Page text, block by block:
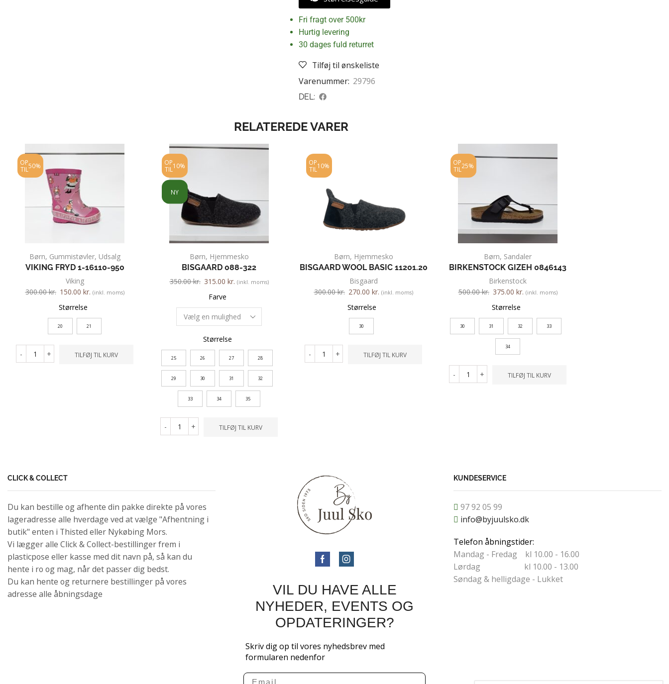
Fri fragt over 500kr
Hurtig levering
30 dages fuld returret
Tilføj til ønskeliste
Varenummer: 29796
DEL:
RELATEREDE VARER
OP
TIL 50%
Børn, Gummistøvler, Udsalg
VIKING FRYD 1-16110-950
Viking
300.00kr. 150.00 kr. (inkl. moms)
Størrelse
20 21
- + TILFØJ TIL KURV
OP
TIL 10%
NY
Børn, Hjemmesko
BISGAARD 088-322
350.00kr. 315.00 kr. (inkl. moms)
Farve
Størrelse
25 26 27 28
29 30 31 32
33 34 35
- + TILFØJ TIL KURV
OP
TIL 10%
Børn, Hjemmesko
BISGAARD WOOL BASIC 11201.20
Bisgaard
300.00kr. 270.00 kr. (inkl. moms)
Størrelse
30
- + TILFØJ TIL KURV
OP
TIL 25%
Børn, Sandaler
BIRKENSTOCK GIZEH 0846143
Birkenstock
500.00kr. 375.00 kr. (inkl. moms)
Størrelse
30 31 32 33
34
- + TILFØJ TIL KURV
CLICK & COLLECT
Du kan bestille og afhente din pakke direkte på vores
lageradresse alle hverdage ved at vælge "Afhentning i
butik" enten i Thisted eller Nykøbing Mors.
Vi lægger alle Click & Collect-bestillinger frem i
plasticpose eller kasse med dit navn på, så kan du
hente i ro og mag, når det passer dig bedst.
Du kan hente og returnere bestillinger på vores
adresse alle åbningsdage
VIL DU HAVE ALLE
NYHEDER, EVENTS OG
OPDATERINGER?
Skriv dig op til vores nyhedsbrev med
formularen nedenfor
Email
KUNDESERVICE
97 92 05 99
info@byjuulsko.dk
Telefon åbningstider:
Mandag - Fredag kl 10.00 - 16.00
Lørdag kl 10.00 - 13.00
Søndag & helligdage - Lukket